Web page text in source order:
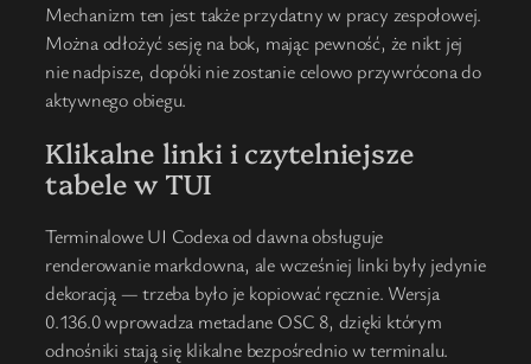
Mechanizm ten jest także przydatny w pracy zespołowej.
Można odłożyć sesję na bok, mając pewność, że nikt jej
nie nadpisze, dopóki nie zostanie celowo przywrócona do
aktywnego obiegu.
Klikalne linki i czytelniejsze
tabele w TUI
Terminalowe UI Codexa od dawna obsługuje
renderowanie markdowna, ale wcześniej linki były jedynie
dekoracją — trzeba było je kopiować ręcznie. Wersja
0.136.0 wprowadza metadane OSC 8, dzięki którym
odnośniki stają się klikalne bezpośrednio w terminalu.